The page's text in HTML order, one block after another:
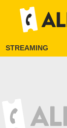
STREAMING